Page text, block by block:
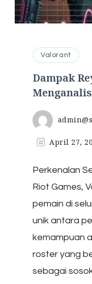
Valorant
Dampak
April 27,
Perkenalan
Riot Games,
pemain di
unik antara
kemampuan
roster yang
sebagai